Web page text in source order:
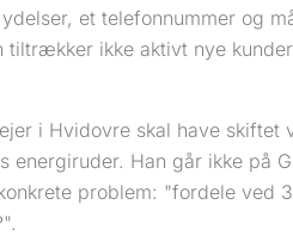
et telefonnummer og
tiltrækker ikke aktivt nye
i Hvidovre skal have skiftet
Han går ikke på
problem: "fordele ved